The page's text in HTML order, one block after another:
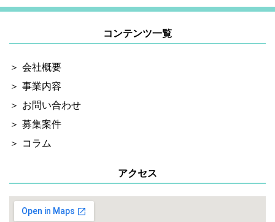
コンテンツ一覧
会社概要
事業内容
お問い合わせ
募集案件
コラム
アクセス